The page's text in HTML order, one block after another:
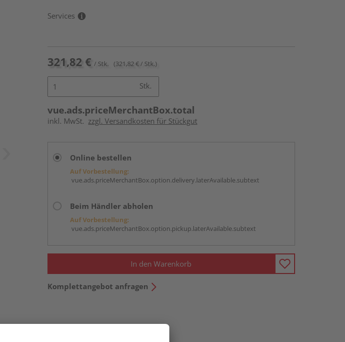
Services
321,82 € / Stk. (321,82 € / Stk.)
Stk.
vue.ads.priceMerchantBox.total
inkl. MwSt. zzgl. Versandkosten für Stückgut
Online bestellen
Auf Vorbestellung:
vue.ads.priceMerchantBox.option.delivery.laterAvailable.subtext
Beim Händler abholen
Auf Vorbestellung:
vue.ads.priceMerchantBox.option.pickup.laterAvailable.subtext
In den Warenkorb
Komplettangebot anfragen